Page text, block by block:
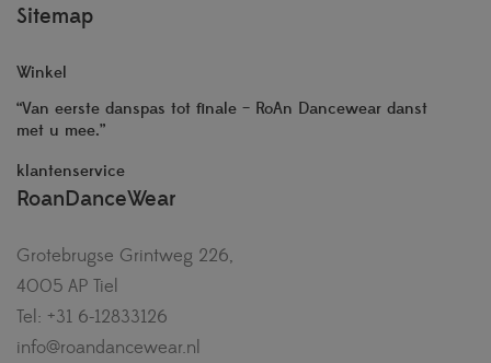
Sitemap
Winkel
“Van eerste danspas tot finale – RoAn Dancewear danst
met u mee.”
klantenservice
RoanDanceWear
Grotebrugse Grintweg 226,
4005 AP Tiel
Tel: +31 6-12833126
info@roandancewear.nl